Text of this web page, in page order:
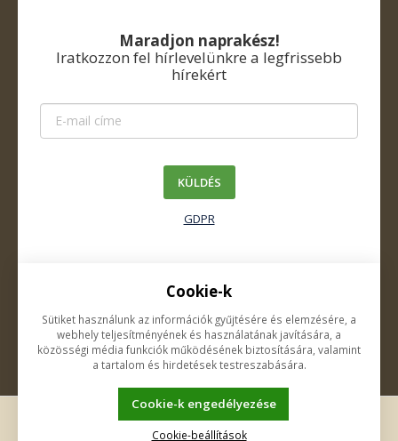
Maradjon naprakész!
Iratkozzon fel hírlevelünkre a legfrissebb
hírekért
KÜLDÉS
GDPR
Rólunk
Kapcsolat
Ez az oldal cookie-kat használ. Kattintson a további
K2 e-shop - Az első e-shop, amely az egész
Cookie-k
Sütiket használunk az információk gyűjtésére és elemzésére, a
webhely teljesítményének és használatának javítására, a
közösségi média funkciók működésének biztosítására, valamint
a tartalom és hirdetések testreszabására.
Cookie-k engedélyezése
Cookie-beállítások